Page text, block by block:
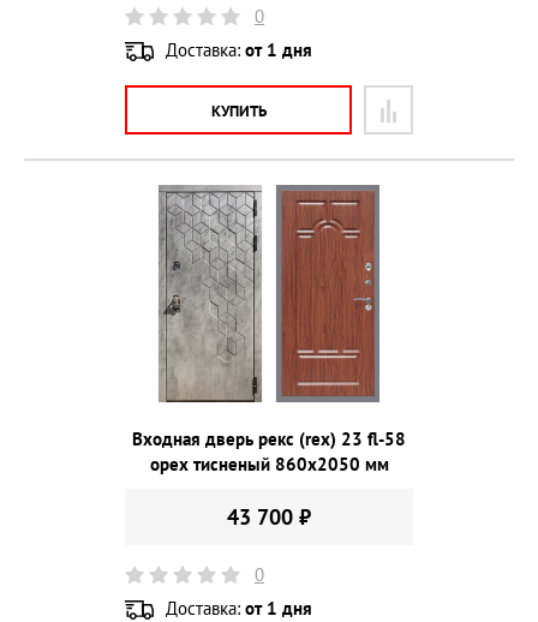
0
Доставка: от 1 дня
КУПИТЬ
Входная дверь рекс (rex) 23 fl-58
орех тисненый 860х2050 мм
43 700 ₽
0
Доставка: от 1 дня